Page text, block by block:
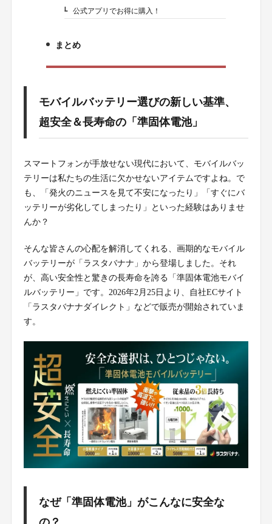
7-1.公式アプリでお得に購入！
まとめ
モバイルバッテリー選びの新しい基準、
超安全＆長寿命の「準固体電池」
スマートフォンが手放せない現代において、モバイルバッ
テリーは私たちの生活に欠かせないアイテムですよね。で
も、「発火のニュースを見て不安になったり」「すぐにバ
ッテリーが劣化してしまったり」といった経験はありませ
んか？
そんな皆さんの心配を解消してくれる、画期的なモバイル
バッテリーが「ラスタバナナ」から登場しました。それ
が、高い安全性と驚きの長寿命を誇る「準固体電池モバイ
ルバッテリー」です。2026年2月25日より、自社ECサイト
「ラスタバナナダイレクト」などで販売が開始されていま
す。
なぜ「準固体電池」がこんなに安全な